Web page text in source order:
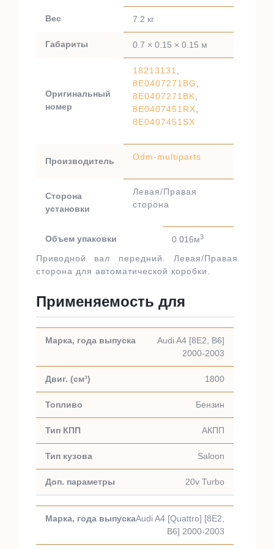
Вес 7.2 кг
Габариты 0.7 × 0.15 × 0.15 м
Оригинальный
номер
18213131
8E0407271BG
8E0407271BK
8E0407451RX
8E0407451SX
Производитель Odm-multiparts
Сторона
установки
Левая/Правая
сторона
Объем упаковки 0.016м3
Приводной вал передний. Левая/Правая
сторона для автоматической коробки.
Применяемость для
Audi A4 [8E2, B6]
2000-2003
1800
Бензин
АКПП
Saloon
20v Turbo
Audi A4 [Quattro] [8E2,
B6] 2000-2003